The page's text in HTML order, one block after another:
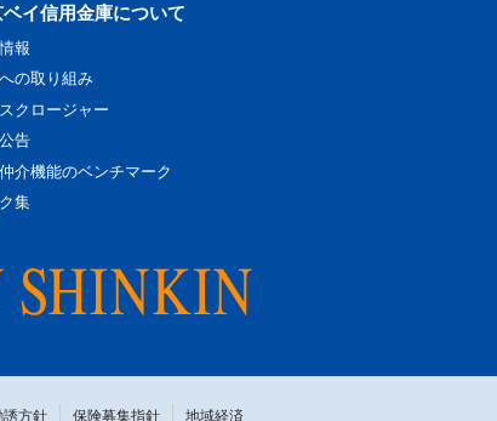
イ信用金庫について
報
の取り組み
クロージャー
告
介機能のベンチマーク
集
誘方針 保険募集指針 地域経済